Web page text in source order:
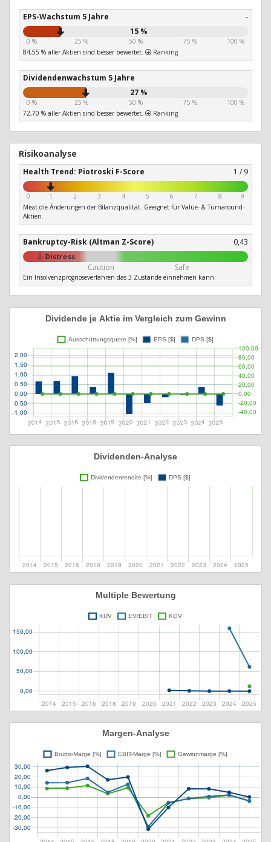
EPS-Wachstum 5 Jahre
-
15 %
0 % 25 % 50 % 75 %
100 %
84,55 % aller Aktien sind besser bewertet.
Ranking
Dividendenwachstum 5 Jahre
27 %
0 % 25 % 50 % 75 %
100 %
72,70 % aller Aktien sind besser bewertet.
Ranking
Risikoanalyse
Health Trend: Piotroski F-Score 1 / 9
0 1 2 3 4 5 6 7 8
9
Misst die Änderungen der Bilanzqualität. Geeignet für Value- & Turnaround-
Aktien.
Bankruptcy-Risk (Altman Z-Score) 0,43
Distress
Caution Safe
Ein Insolvenzprognoseverfahren das 3 Zustände einnehmen kann.